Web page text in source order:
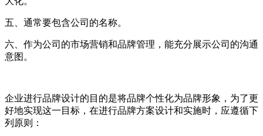
五、通常要包含公司的名称。
六、作为公司的市场营销和品牌管理，能充分展示公司的沟通
意图。
企业进行品牌设计的目的是将品牌个性化为品牌形象，为了更
好地实现这一目标，在进行品牌方案设计和实施时，应遵循下
列原则：